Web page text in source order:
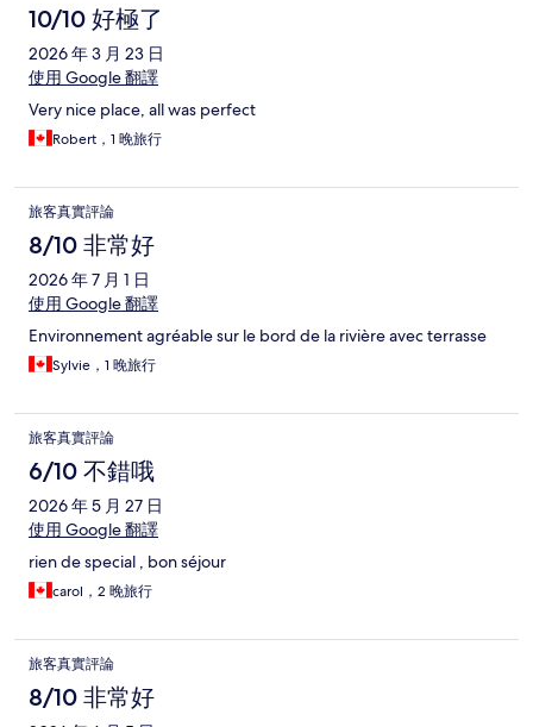
10/10 好極了
2026 年 3 月 23 日
使用 Google 翻譯
Very nice place, all was perfect
Robert，1 晚旅行
旅客真實評論
8/10 非常好
2026 年 7 月 1 日
使用 Google 翻譯
Environnement agréable sur le bord de la rivière avec terrasse
Sylvie，1 晚旅行
旅客真實評論
6/10 不錯哦
2026 年 5 月 27 日
使用 Google 翻譯
rien de special , bon séjour
carol，2 晚旅行
旅客真實評論
8/10 非常好